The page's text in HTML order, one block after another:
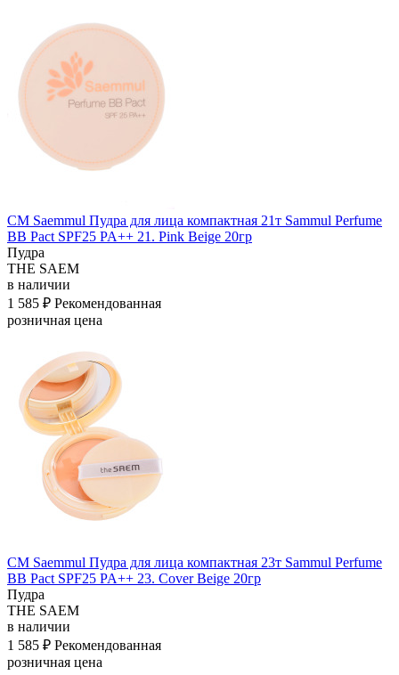
СМ Saemmul Пудра для лица компактная 21т Sammul Perfume
BB Pact SPF25 PA++ 21. Pink Beige 20гр
Пудра
THE SAEM
в наличии
1 585 ₽ Рекомендованная
розничная цена
СМ Saemmul Пудра для лица компактная 23т Sammul Perfume
BB Pact SPF25 PA++ 23. Cover Beige 20гр
Пудра
THE SAEM
в наличии
1 585 ₽ Рекомендованная
розничная цена